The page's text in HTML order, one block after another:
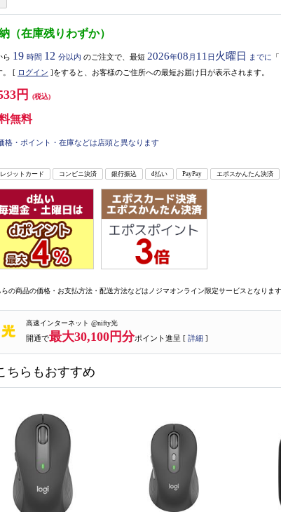
（在庫残りわずか）
ら 19 時間 12 分以内 のご注文で、最短 2026年08 月 11 日 火曜日 までに 「
。 [ ログイン ]をすると、お客様のご住所への最短お届け日が表示されます。
円 (税込)
無料
格・ポイント・在庫などは店頭と異なります
ジットカード コンビニ決済 銀行振込 d払い PayPay エポスかんたん決済
らの商品の価格・お支払方法・配送方法などはノジマオンライン限定サービスとなります
高速インターネット @nifty光
開通で最大30,100円分ポイント進呈 [ 詳細 ]
ちらもおすすめ